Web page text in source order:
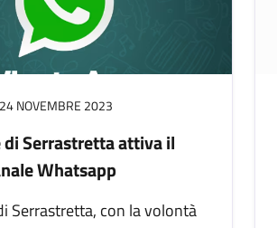
24 NOVEMBRE 2023
di Serrastretta attiva il
Whatsapp
Serrastretta, con la volontà